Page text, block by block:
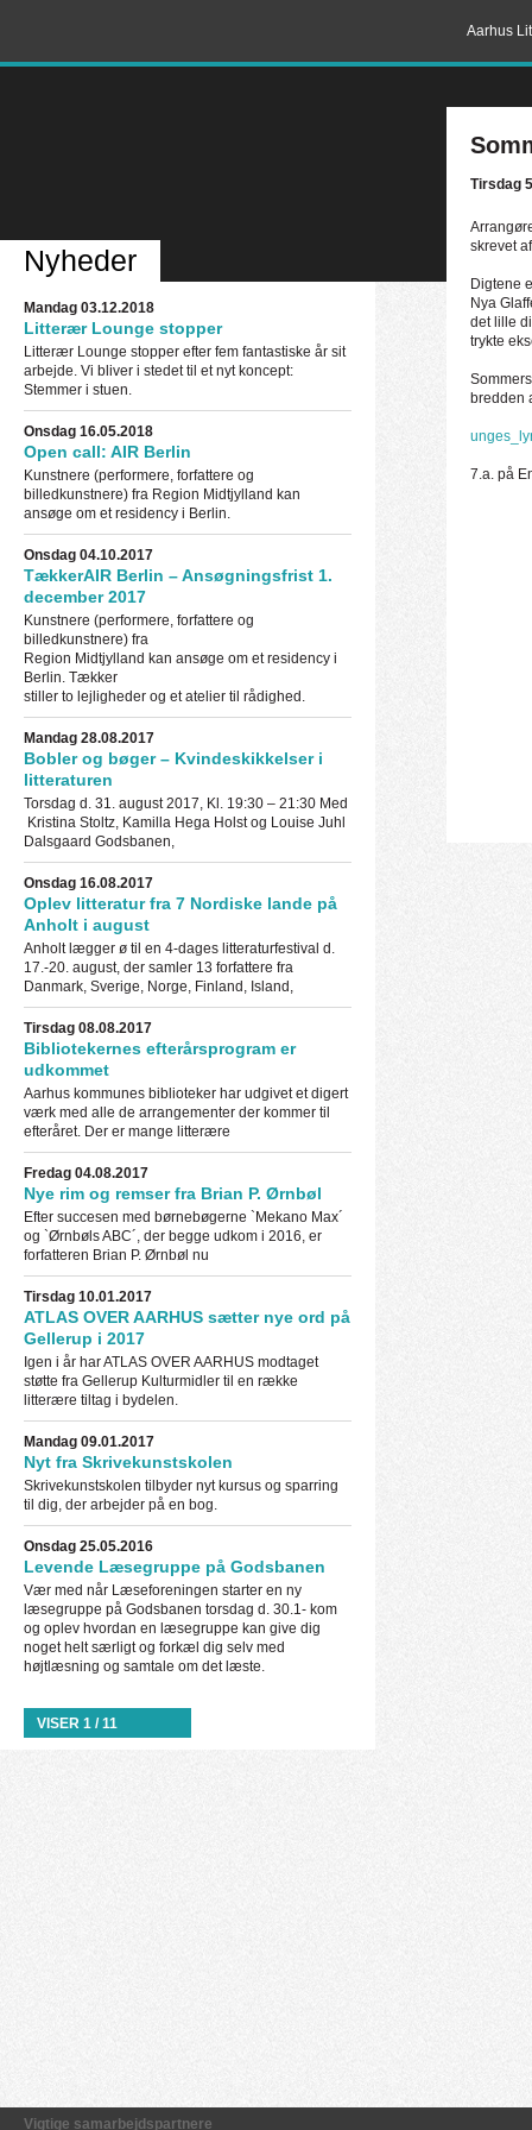
Aarhus
Tirsdag
skrevet
Digtene
Nya
det lille
trykte
bredden
7.a. på
Nyheder
Mandag 03.12.2018
Litterær Lounge stopper
Litterær Lounge stopper efter fem fantastiske år sit
arbejde. Vi bliver i stedet til et nyt koncept:
Stemmer i stuen.
Onsdag 16.05.2018
Open call: AIR Berlin
Kunstnere (performere, forfattere og
billedkunstnere) fra Region Midtjylland kan
ansøge om et residency i Berlin.
Onsdag 04.10.2017
TækkerAIR Berlin – Ansøgningsfrist 1.
december 2017
Kunstnere (performere, forfattere og
billedkunstnere) fra
Region Midtjylland kan ansøge om et residency i
Berlin. Tækker
stiller to lejligheder og et atelier til rådighed.
Mandag 28.08.2017
Bobler og bøger – Kvindeskikkelser i
litteraturen
Torsdag d. 31. august 2017, Kl. 19:30 – 21:30 Med
Kristina Stoltz, Kamilla Hega Holst og Louise Juhl
Dalsgaard Godsbanen,
Onsdag 16.08.2017
Oplev litteratur fra 7 Nordiske lande på
Anholt i august
Anholt lægger ø til en 4-dages litteraturfestival d.
17.-20. august, der samler 13 forfattere fra
Danmark, Sverige, Norge, Finland, Island,
Tirsdag 08.08.2017
Bibliotekernes efterårsprogram er
udkommet
Aarhus kommunes biblioteker har udgivet et digert
værk med alle de arrangementer der kommer til
efteråret. Der er mange litterære
Fredag 04.08.2017
Nye rim og remser fra Brian P. Ørnbøl
Efter succesen med børnebøgerne `Mekano Max´
og `Ørnbøls ABC´, der begge udkom i 2016, er
forfatteren Brian P. Ørnbøl nu
Tirsdag 10.01.2017
ATLAS OVER AARHUS sætter nye ord på
Gellerup i 2017
Igen i år har ATLAS OVER AARHUS modtaget
støtte fra Gellerup Kulturmidler til en række
litterære tiltag i bydelen.
Mandag 09.01.2017
Nyt fra Skrivekunstskolen
Skrivekunstskolen tilbyder nyt kursus og sparring
til dig, der arbejder på en bog.
Onsdag 25.05.2016
Levende Læsegruppe på Godsbanen
Vær med når Læseforeningen starter en ny
læsegruppe på Godsbanen torsdag d. 30.1- kom
og oplev hvordan en læsegruppe kan give dig
noget helt særligt og forkæl dig selv med
højtlæsning og samtale om det læste.
VISER 1 / 11
Vigtige samarbejdspartnere